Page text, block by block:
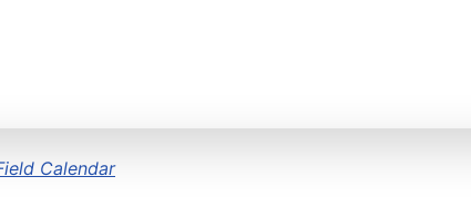
Calendar